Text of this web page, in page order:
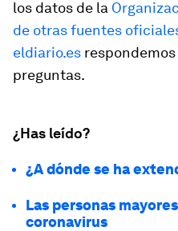
los datos de la
de otras fuentes
eldiario.es
preguntas.
¿Has leído?
¿A dónde se ha
Las personas
coronavirus